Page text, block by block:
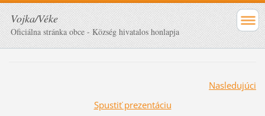
Vojka/Véke
Oficiálna stránka obce - Község hivatalos honlapja
Nasledujúci
Spustiť prezentáciu